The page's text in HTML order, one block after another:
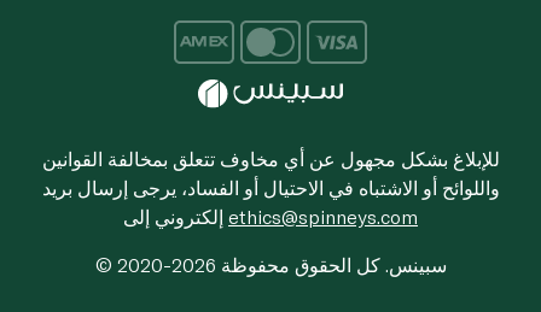
للإبلاغ بشكل مجهول عن أي مخاوف تتعلق بمخالفة القوانين
واللوائح أو الاشتباه في الاحتيال أو الفساد، يرجى إرسال بريد
ethics@spinneys.com
© 2020-2026 سبينس. كل الحقوق محفوظة